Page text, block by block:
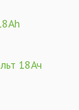
18Ач